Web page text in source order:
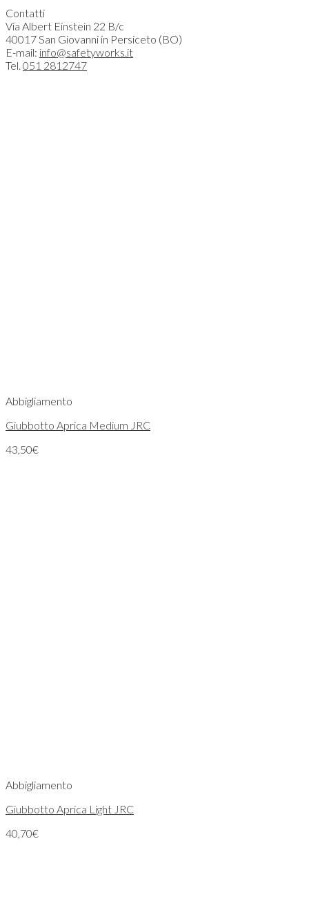
Contatti
Via Albert Einstein 22 B/c
40017 San Giovanni in Persiceto (BO)
E-mail: info@safetyworks.it
Tel. 051 2812747
Abbigliamento
Giubbotto Aprica Medium JRC
43,50€
Abbigliamento
Giubbotto Aprica Light JRC
40,70€